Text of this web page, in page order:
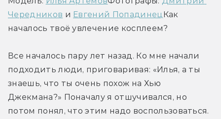
Чередников и Евгений Попадинец Как
началось твоё увлечение косплеем?
Все началось пару лет назад. Ко мне начали
подходить люди, приговаривая: «Илья, а ты
знаешь, что ты очень похож на Хью
Джекмана?» Поначалу я отшучивался, но
потом понял, что этим надо воспользоваться.